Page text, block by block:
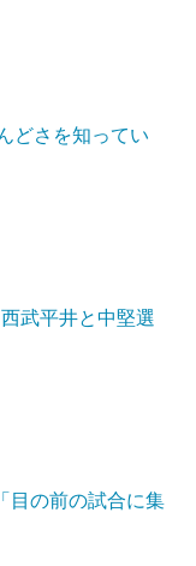
どさを知ってい
武平井と中堅選
目の前の試合に集